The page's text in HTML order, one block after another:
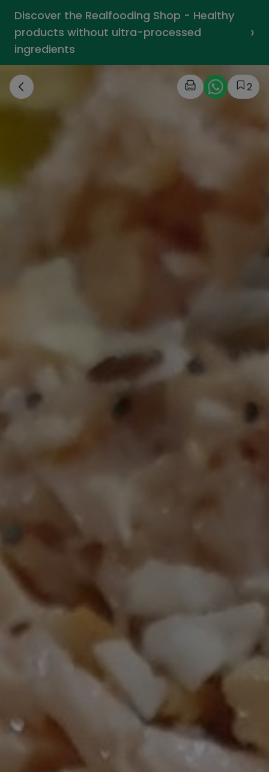
Discover the Realfooding Shop - Healthy
products without ultra-processed
ingredients
›
2